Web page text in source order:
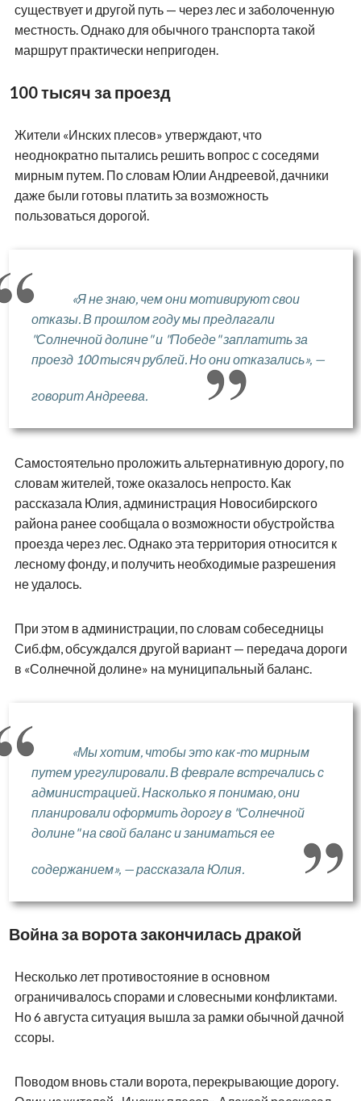
существует и другой путь — через лес и заболоченную
местность. Однако для обычного транспорта такой
маршрут практически непригоден.
100 тысяч за проезд
Жители «Инских плесов» утверждают, что
неоднократно пытались решить вопрос с соседями
мирным путем. По словам Юлии Андреевой, дачники
даже были готовы платить за возможность
пользоваться дорогой.
«Я не знаю, чем они мотивируют свои
отказы. В прошлом году мы предлагали
"Солнечной долине" и "Победе" заплатить за
проезд 100 тысяч рублей. Но они отказались», —
говорит Андреева.
Самостоятельно проложить альтернативную дорогу, по
словам жителей, тоже оказалось непросто. Как
рассказала Юлия, администрация Новосибирского
района ранее сообщала о возможности обустройства
проезда через лес. Однако эта территория относится к
лесному фонду, и получить необходимые разрешения
не удалось.
При этом в администрации, по словам собеседницы
Сиб.фм, обсуждался другой вариант — передача дороги
в «Солнечной долине» на муниципальный баланс.
«Мы хотим, чтобы это как-то мирным
путем урегулировали. В феврале встречались с
администрацией. Насколько я понимаю, они
планировали оформить дорогу в "Солнечной
долине" на свой баланс и заниматься ее
содержанием», — рассказала Юлия.
Война за ворота закончилась дракой
Несколько лет противостояние в основном
ограничивалось спорами и словесными конфликтами.
Но 6 августа ситуация вышла за рамки обычной дачной
ссоры.
Поводом вновь стали ворота, перекрывающие дорогу.